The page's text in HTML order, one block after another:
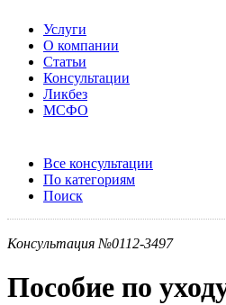
Услуги
О компании
Статьи
Консультации
Ликбез
МСФО
Все консультации
По категориям
Поиск
Консультация №0112-3497
Пособие по